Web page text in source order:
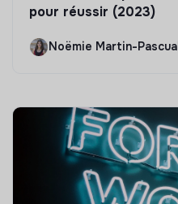
pour réussir (2023)
Noëmie Martin-Pascual